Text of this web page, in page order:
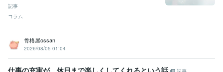
Tカウンセリングマスタークラス修了 取得年 : 2019年
プレイフルトレーナー
ChatGPT:3年Adobe Photoshop:15年
iMovie:7年VLLO:2年
記事
コラム
骨格屋ossan
2026/08/05 01:04